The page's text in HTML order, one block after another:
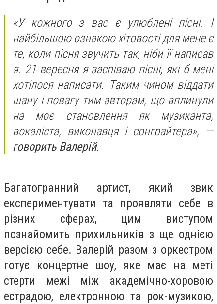
«У кожного з вас є улюблені пісні. І
найбільшою ознакою хітовості для мене є
те, коли пісня звучить так, ніби її написав
я. 21 вересня я заспіваю пісні, які б мені
хотілося написати. Таким чином віддати
шану і повагу тим авторам, що вплинули
на моє становлення як музиканта,
вокаліста, виконавця і сонграйтера», —
говорить Валерій.
Багатогранний артист, який звик
експериментувати та проявляти себе в
різних сферах, цим виступом
познайомить прихильників з ще однією
версією себе. Валерій разом з оркестром
готує концертне шоу, яке має на меті
стерти межі між академічно-хоровою
естрадою, електронною та рок-музикою,